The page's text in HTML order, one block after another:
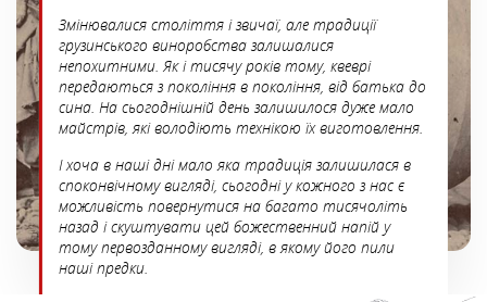
Змінювалися століття і звичаї, але традиції
грузинського виноробства залишалися
непохитними. Як і тисячу років тому, квеврі
передаються з покоління в покоління, від батька до
сина. На сьогоднішній день залишилося дуже мало
майстрів, які володіють технікою їх виготовлення.
І хоча в наші дні мало яка традиція залишилася в
споконвічному вигляді, сьогодні у кожного з нас є
можливість повернутися на багато тисячоліть
назад і скуштувати цей божественний напій у
тому первозданному вигляді, в якому його пили
наші предки.